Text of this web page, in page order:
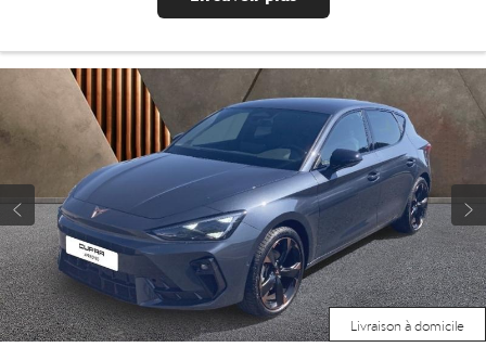
Livraison à domicile